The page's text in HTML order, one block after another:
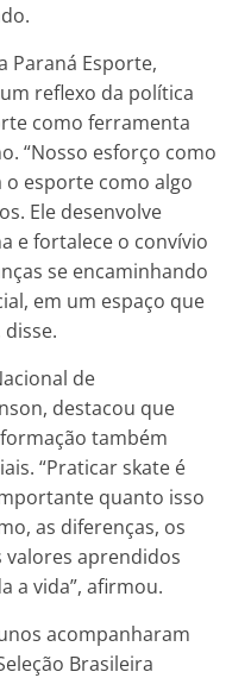
Paraná Esporte,
reflexo da política
como ferramenta
“Nosso esforço como
o esporte como algo
Ele desenvolve
e fortalece o convívio
se encaminhando
em um espaço que
disse.
de
destacou que
também
“Praticar skate é
quanto isso
as diferenças, os
valores aprendidos
a vida”, afirmou.
acompanharam
Brasileira